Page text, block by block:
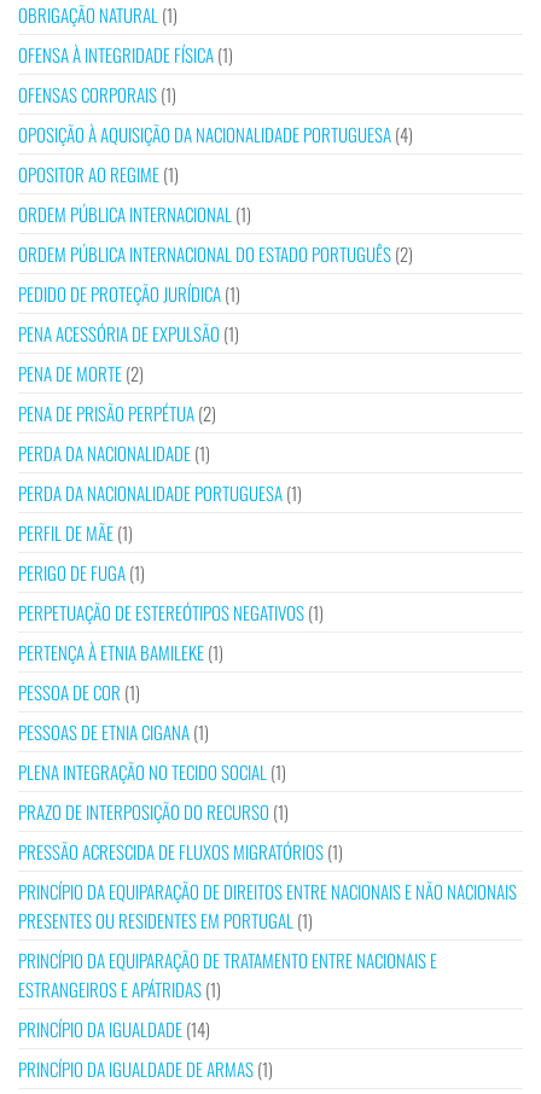
OBRIGAÇÃO NATURAL (1)
OFENSA À INTEGRIDADE FÍSICA(1)
OFENSAS CORPORAIS(1)
OPOSIÇÃO À AQUISIÇÃO DA NACIONALIDADE PORTUGUESA(4)
OPOSITOR AO REGIME(1)
ORDEM PÚBLICA INTERNACIONAL (1)
ORDEM PÚBLICA INTERNACIONAL DO ESTADO PORTUGUÊS(2)
PEDIDO DE PROTEÇÃO JURÍDICA(1)
PENA ACESSÓRIA DE EXPULSÃO (1)
PENA DE MORTE(2)
PENA DE PRISÃO PERPÉTUA(2)
PERDA DA NACIONALIDADE(1)
PERDA DA NACIONALIDADE PORTUGUESA(1)
PERFIL DE MÃE(1)
PERIGO DE FUGA(1)
PERPETUAÇÃO DE ESTEREÓTIPOS NEGATIVOS(1)
PERTENÇA À ETNIA BAMILEKE(1)
PESSOA DE COR (1)
PESSOAS DE ETNIA CIGANA(1)
PLENA INTEGRAÇÃO NO TECIDO SOCIAL (1)
PRAZO DE INTERPOSIÇÃO DO RECURSO (1)
PRESSÃO ACRESCIDA DE FLUXOS MIGRATÓRIOS(1)
PRINCÍPIO DA EQUIPARAÇÃO DE DIREITOS ENTRE NACIONAIS E NÃO NACIONAIS
PRESENTES OU RESIDENTES EM PORTUGAL (1)
PRINCÍPIO DA EQUIPARAÇÃO DE TRATAMENTO ENTRE NACIONAIS E
ESTRANGEIROS E APÁTRIDAS(1)
PRINCÍPIO DA IGUALDADE(14)
PRINCÍPIO DA IGUALDADE DE ARMAS(1)